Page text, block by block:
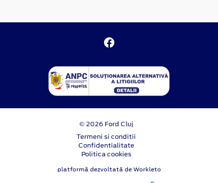
© 2026 Ford Cluj
Termeni si conditii
Confidentialitate
Politica cookies
platformă dezvoltată de Workleto